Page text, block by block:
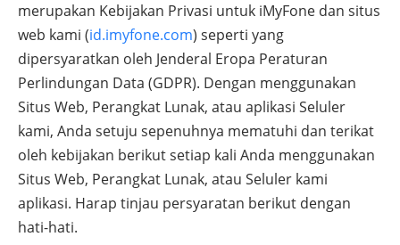
merupakan Kebijakan Privasi untuk iMyFone dan situs
web kami (id.imyfone.com) seperti yang
dipersyaratkan oleh Jenderal Eropa Peraturan
Perlindungan Data (GDPR). Dengan menggunakan
Situs Web, Perangkat Lunak, atau aplikasi Seluler
kami, Anda setuju sepenuhnya mematuhi dan terikat
oleh kebijakan berikut setiap kali Anda menggunakan
Situs Web, Perangkat Lunak, atau Seluler kami
aplikasi. Harap tinjau persyaratan berikut dengan
hati-hati.